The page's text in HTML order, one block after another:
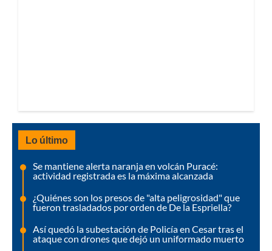
Lo último
Se mantiene alerta naranja en volcán Puracé:
actividad registrada es la máxima alcanzada
¿Quiénes son los presos de "alta peligrosidad" que
fueron trasladados por orden de De la Espriella?
Así quedó la subestación de Policía en Cesar tras el
ataque con drones que dejó un uniformado muerto